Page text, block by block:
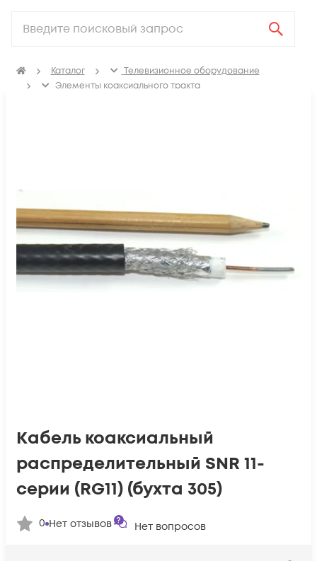
Каталог
Телевизионное оборудование
Элементы коаксиального тракта
Кабель коаксиальный
распределительный SNR 11-
серии (RG11) (бухта 305)
0 Нет отзывов Нет вопросов